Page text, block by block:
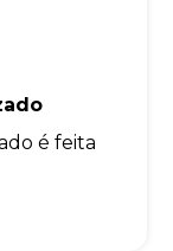
é feita